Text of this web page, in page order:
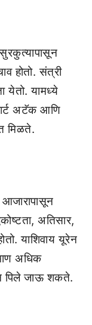
होतो. संत्री
येतो. यामध्ये
अटॅक आणि
मिळते.
अतिसार,
याशिवाय यूरेन
अधिक
पिले जाऊ शकते.